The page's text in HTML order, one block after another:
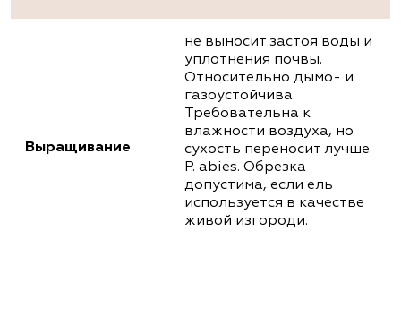
Выращивание
не выносит застоя воды и
уплотнения почвы.
Относительно дымо- и
газоустойчива.
Требовательна к
влажности воздуха, но
сухость переносит лучше
P. abies. Обрезка
допустима, если ель
используется в качестве
живой изгороди.